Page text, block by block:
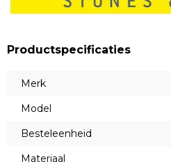
Productspecificaties
Merk
Model
Besteleenheid
Materiaal